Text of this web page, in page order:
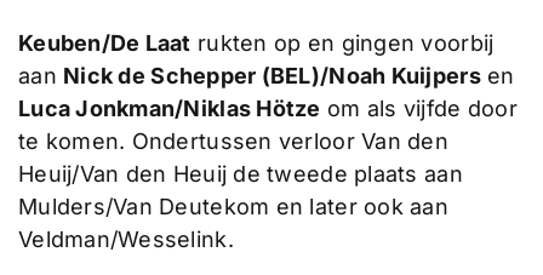
Keuben/De Laat rukten op en gingen voorbij
aan Nick de Schepper (BEL)/Noah Kuijpersen
Luca Jonkman/Niklas Hötze om als vijfde door
te komen. Ondertussen verloor Van den
Heuij/Van den Heuij de tweede plaats aan
Mulders/Van Deutekom en later ook aan
Veldman/Wesselink.